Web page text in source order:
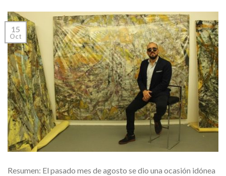
15
Oct
Resumen: El pasado mes de agosto se dio una ocasión idónea